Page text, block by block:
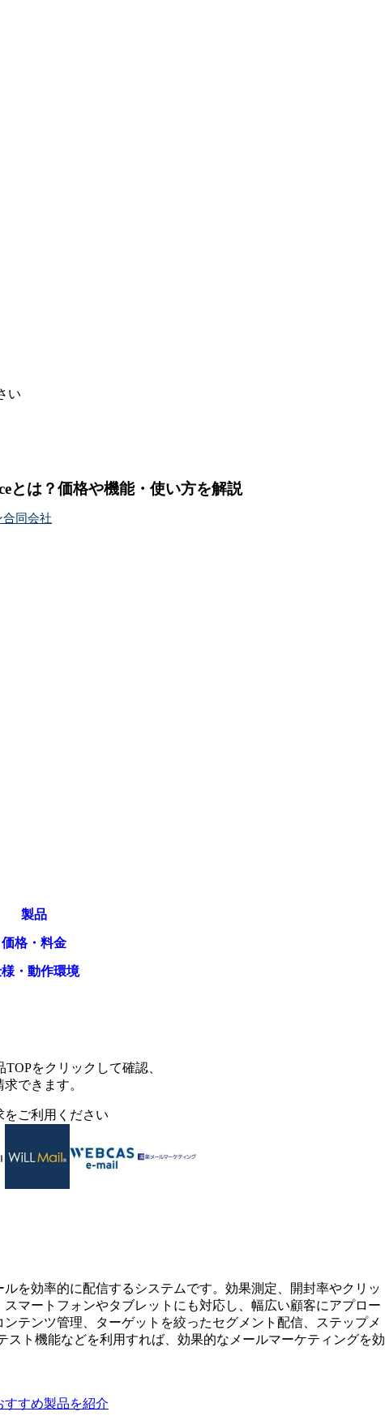
い
とは？価格や機能・使い方を解説
同会社
製品
価格・料金
・動作環境
をクリックして確認、
できます。
ご利用ください
を効率的に配信するシステムです。効果測定、開封率やクリッ
マートフォンやタブレットにも対応し、幅広い顧客にアプロー
テンツ管理、ターゲットを絞ったセグメント配信、ステップメ
ト機能などを利用すれば、効果的なメールマーケティングを効
すすめ製品を紹介